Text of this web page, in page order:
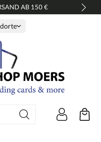
AB 150 €